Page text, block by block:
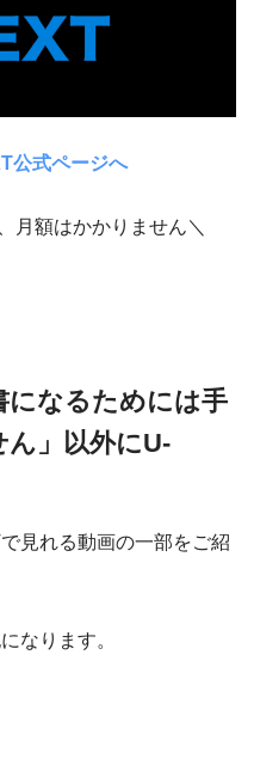
公式ページへ
月額はかかりません＼
になるためには手
」以外にU-
見れる動画の一部をご紹
なります。